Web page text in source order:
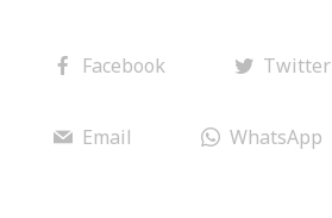
Facebook Twitter
Email WhatsApp